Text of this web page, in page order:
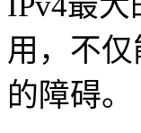
用，不
的障碍。